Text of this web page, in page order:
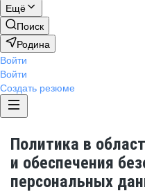
Ещё
Поиск
Родина
Войти
Войти
Создать резюме
Политика в
и обеспечения
персональных